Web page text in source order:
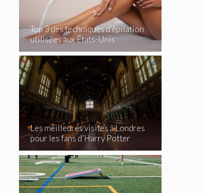
Top 3 des techniques d’épilation
utilisées aux États-Unis
Les meilleures visites à Londres
pour les fans d’Harry Potter